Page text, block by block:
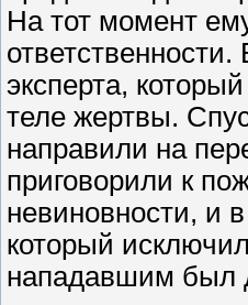
На тот момент
эксперта,
теле жертвы.
направили на
приговорили к
невиновности, и
который
нападавшим был